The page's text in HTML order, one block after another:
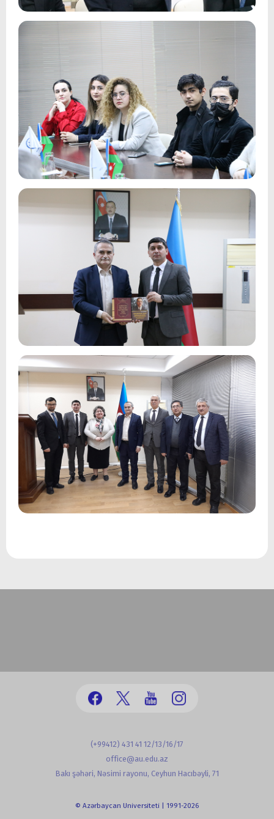
(+99412) 431 41 12/13/16/17
office@au.edu.az
Bakı şəhəri, Nəsimi rayonu, Ceyhun Hacıbəyli, 71
© Azərbaycan Universiteti | 1991-2026